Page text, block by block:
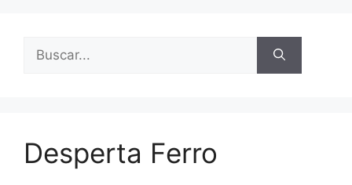
Desperta Ferro